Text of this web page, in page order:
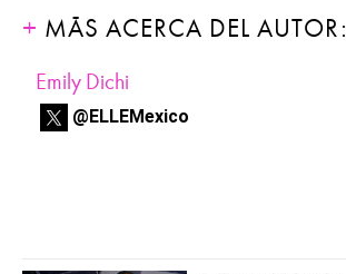
MÁS ACERCA DEL AUTOR:
Emily Dichi
@ELLEMexico